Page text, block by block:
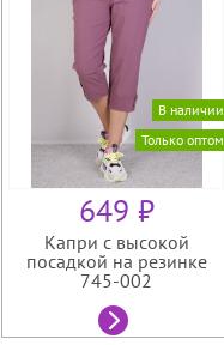
В наличии
Только оптом
649 ₽
Капри с высокой
посадкой на резинке
745-002